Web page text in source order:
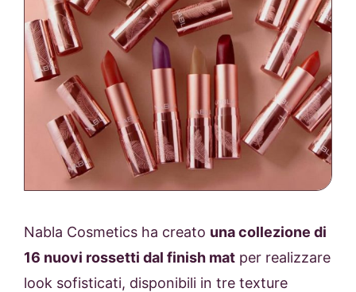
Nabla Cosmetics ha creato una collezione di
16 nuovi rossetti dal finish mat per realizzare
look sofisticati, disponibili in tre texture